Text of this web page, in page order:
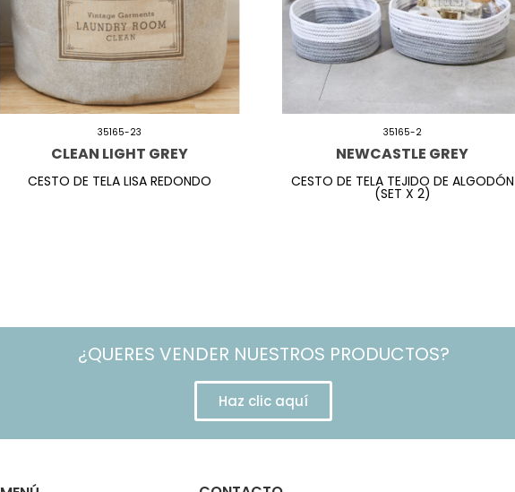
35165-23
CLEAN LIGHT GREY
CESTO DE TELA LISA REDONDO
35165-2
NEWCASTLE GREY
CESTO DE TELA TEJIDO DE ALGODÓN
(SET X 2)
¿QUERES VENDER NUESTROS PRODUCTOS?
Haz clic aquí